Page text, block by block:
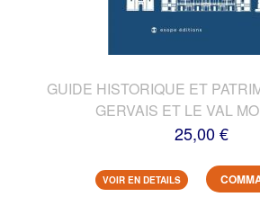
GUIDE HISTORIQUE ET
GERVAIS ET LE VAL
25,00 €
VOIR EN DETAILS